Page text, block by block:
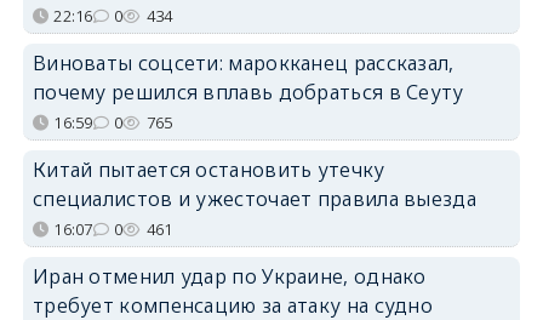
22:16 0 434
Виноваты соцсети: марокканец рассказал,
почему решился вплавь добраться в Сеуту
16:59 0 765
Китай пытается остановить утечку
специалистов и ужесточает правила выезда
16:07 0 461
Иран отменил удар по Украине, однако
требует компенсацию за атаку на судно